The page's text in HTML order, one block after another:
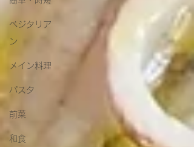
ベジタリア
ン
メイン料理
パスタ
前菜
和食